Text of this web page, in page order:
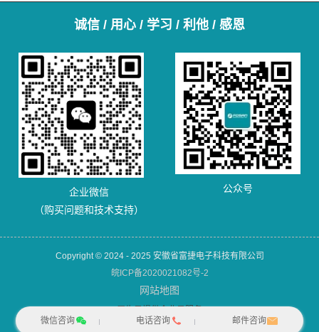
诚信 / 用心 / 学习 / 利他 / 感恩
企业微信
（购买问题和技术支持）
公众号
Copyright © 2024 - 2025 安徽省富捷电子科技有限公司
皖ICP备2020021082号-2
网站地图
犀牛云提供企业云服务
微信咨询
电话咨询 邮件咨询